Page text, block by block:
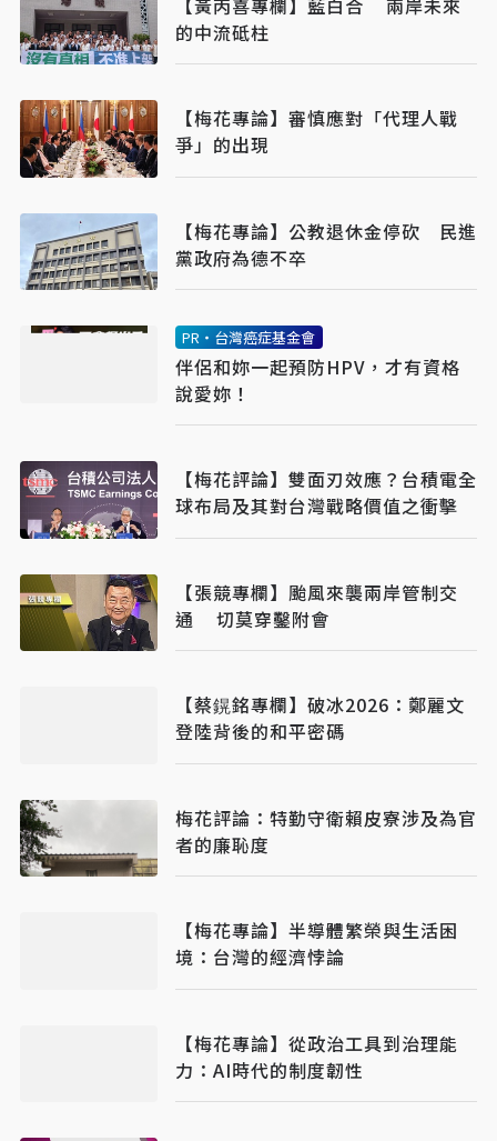
的中流砥柱
【梅花專論】審慎應對「代理人戰
爭」的出現
【梅花專論】公教退休金停砍 民進
黨政府為德不卒
PR・台灣癌症基金會
伴侶和妳一起預防HPV，才有資格
說愛妳！
【梅花評論】雙面刃效應？台積電全
球布局及其對台灣戰略價值之衝擊
【張競專欄】颱風來襲兩岸管制交
通 切莫穿鑿附會
【​​​​​​​蔡鎤銘專欄】破冰2026：鄭麗文
登陸背後的和平密碼
梅花評論：特勤守衛賴皮寮涉及為官
者的廉恥度
【梅花專論】半導體繁榮與生活困
境：台灣的經濟悖論
【梅花專論】從政治工具到治理能
力：AI時代的制度韌性